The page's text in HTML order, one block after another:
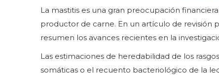
La mastitis es una gran preocupación
productor de carne. En un artículo de revisión
resumen los avances recientes en la
Las estimaciones de heredabilidad de los
somáticas o el recuento bacteriológico de la